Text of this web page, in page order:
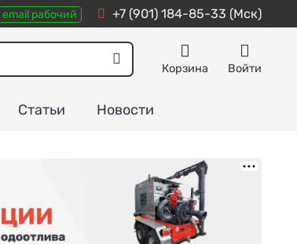
email рабочий +7 (901) 184-85-33 (Мск)
Корзина Войти
Статьи Новости